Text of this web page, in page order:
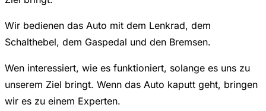
Wir bedienen das Auto mit dem Lenkrad, dem
Schalthebel, dem Gaspedal und den Bremsen.
Wen interessiert, wie es funktioniert, solange es uns zu
unserem Ziel bringt. Wenn das Auto kaputt geht, bringen
wir es zu einem Experten.